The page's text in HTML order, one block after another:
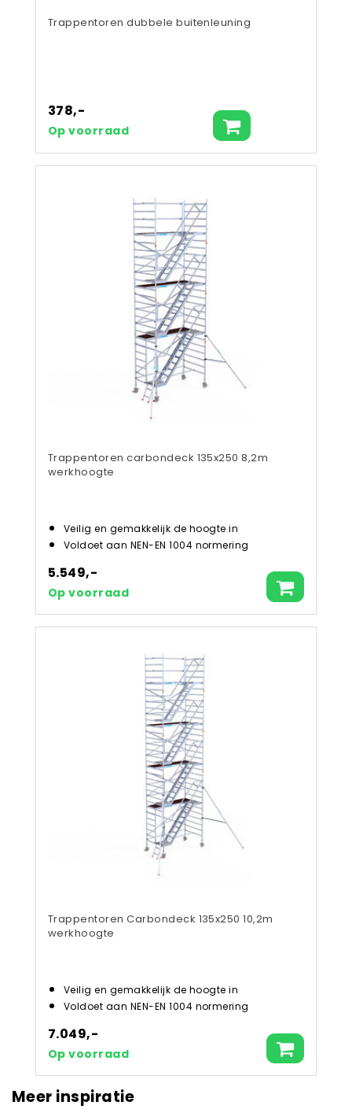
Trappentoren dubbele buitenleuning
378,-
Op voorraad
Trappentoren carbondeck 135x250 8,2m
werkhoogte
Veilig en gemakkelijk de hoogte in
Voldoet aan NEN-EN 1004 normering
5.549,-
Op voorraad
Trappentoren Carbondeck 135x250 10,2m
werkhoogte
Veilig en gemakkelijk de hoogte in
Voldoet aan NEN-EN 1004 normering
7.049,-
Op voorraad
Meer inspiratie